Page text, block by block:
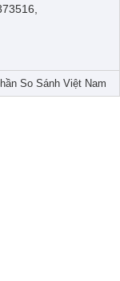
So Sánh Việt Nam